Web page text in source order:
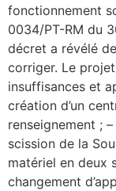
fonctionnement
0034/PT-RM du
décret a révélé
corriger. Le
insuffisances et
création d’un
renseignement ;
scission de la
matériel en deux
changement